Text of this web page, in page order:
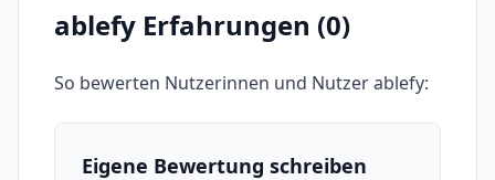
ablefy Erfahrungen (0)
So bewerten Nutzerinnen und Nutzerablefy:
Eigene Bewertung schreiben